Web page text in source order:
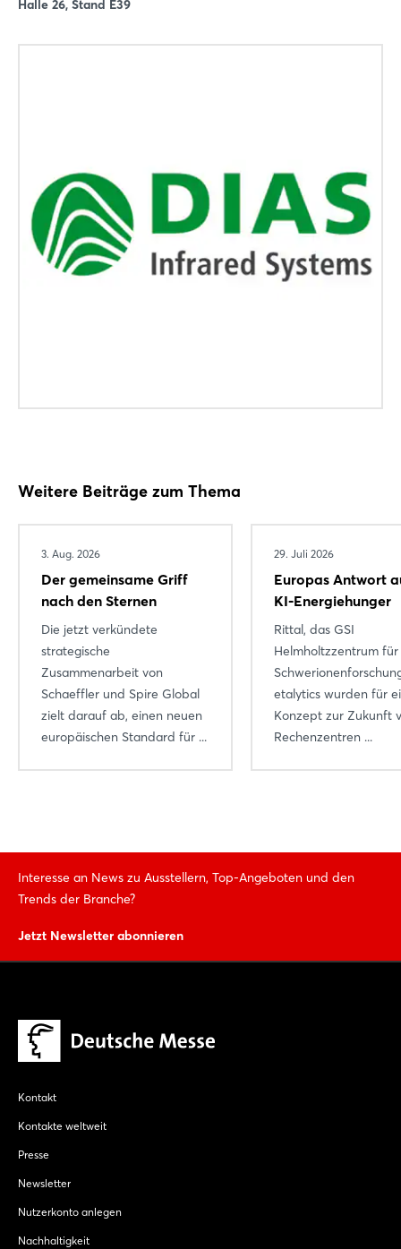
Halle 26, Stand E39
Weitere Beiträge zum Thema
3. Aug. 2026
Der gemeinsame Griff
nach den Sternen
Die jetzt verkündete
strategische
Zusammenarbeit von
Schaeffler und Spire Global
zielt darauf ab, einen neuen
europäischen Standard für ...
29. Juli 2026
Europas Antwort
KI-Energiehunger
Rittal, das GSI
Helmholtzzentrum für
etalytics wurden für
Konzept zur Zukunft
Rechenzentren ...
Interesse an News zu Ausstellern, Top-Angeboten und den
Trends der Branche?
Jetzt Newsletter abonnieren
Kontakt
Kontakte weltweit
Presse
Newsletter
Nutzerkonto anlegen
Nachhaltigkeit
Noch nicht angemeldet?